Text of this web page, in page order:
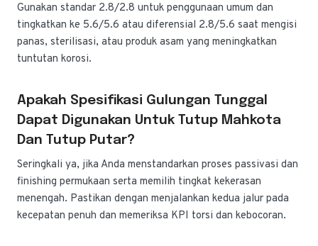
Gunakan standar 2.8/2.8 untuk penggunaan umum dan
tingkatkan ke 5.6/5.6 atau diferensial 2.8/5.6 saat mengisi
panas, sterilisasi, atau produk asam yang meningkatkan
tuntutan korosi.
Apakah Spesifikasi Gulungan Tunggal
Dapat Digunakan Untuk Tutup Mahkota
Dan Tutup Putar?
Seringkali ya, jika Anda menstandarkan proses passivasi dan
finishing permukaan serta memilih tingkat kekerasan
menengah. Pastikan dengan menjalankan kedua jalur pada
kecepatan penuh dan memeriksa KPI torsi dan kebocoran.